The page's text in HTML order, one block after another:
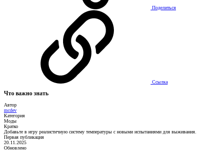
Поделиться
Ссылка
Что важно знать
Автор
mcdev
Категория
Моды
Кратко
Добавьте в игру реалистичную систему температуры с новыми испытаниями для выживания.
Первая публикация
20.11.2025
Обновлено